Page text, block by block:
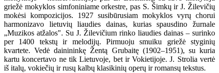
griežė mokyklos simfoniniame orkestre, pas S. Šimkų ir J. Žilevičių
mokėsi kompozicijos. 1927 susibūrusiam mokyklos vyrų chorui
harmonizavo lietuvių liaudies dainas, kurias spausdino žurnale
„Muzikos atžalos". Su J. Žilevičium rinko liaudies dainas – surinko
per 1400 tekstų ir melodijų. Pirmuoju smuiku griežė styginių
kvartete. Vedė dainininkę Žentą Grubaitę (1902–1951), su kuria
kartu koncertavo ne tik Lietuvoje, bet ir Vokietijoje. J. Strolia vertė
iš italų, vokiečių ir rusų kalbų klasikinių operų ir romansų tekstus.